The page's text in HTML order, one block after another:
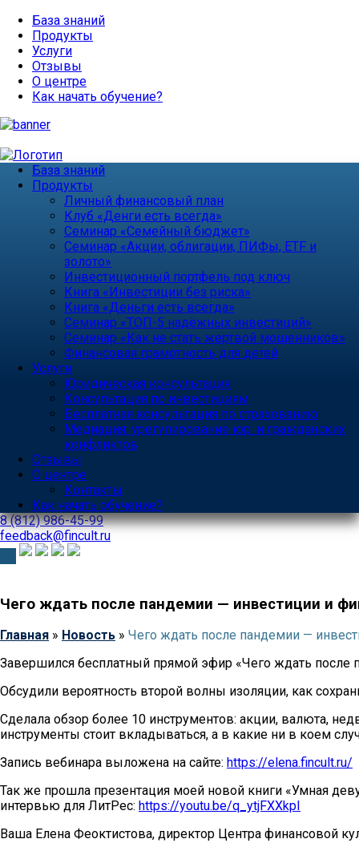
База знаний
Продукты
Услуги
Отзывы
О центре
Как начать обучение?
База знаний
Продукты
Личный финансовый план
Клуб «Денги есть всегда»
Семинар «Семейный бюджет»
Семинар «Акции, облигации, ПИФы, ETF и
золото»
Инвестиционный портфель под ключ
Книга «Инвестиции без риска»
Книга «Деньги есть всегда»
Семинар «ТОП-5 надёжных инвестиций»
Семинар «Как не стать жертвой мошенников»
Финансовая грамотность для детей
Услуги
Юридическая консультация
Консультация по инвестициям
Бесплатная консультация по страхованию
Медиация: урегулирование юр. и гражданских
конфликтов
Отзывы
О центре
Контакты
Как начать обучение?
8 (812)986-45-99
feedback@fincult.ru
Чего ждать после пандемии — инвестиции и
Главная » Новость » Чего ждать после пандемии —
Завершился бесплатный прямой эфир «Чего ждать
Обсудили вероятность второй волны изоляции, как
Сделала обзор более 10 инструментов: акции, валюта,
инструменты стоит вкладываться, а в какие ни в коем
Запись вебинара выложена на сайте: https://elena.fincult.ru/
Так же прошла презентация моей новой книги «Умная
интервью для ЛитРес: https://youtu.be/q_ytjFXXkpI
Ваша Елена Феоктистова, директор Центра финансовой